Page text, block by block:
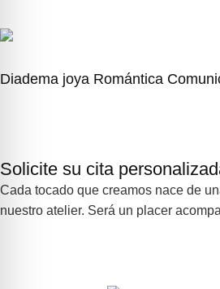
Diadema joya Romántica
Solicite su cita
Cada tocado que creamos nace de
nuestro atelier. Será un placer